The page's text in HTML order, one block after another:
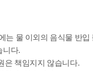
는 물 이외의 음식물 반입
니다.
은 책임지지 않습니다.